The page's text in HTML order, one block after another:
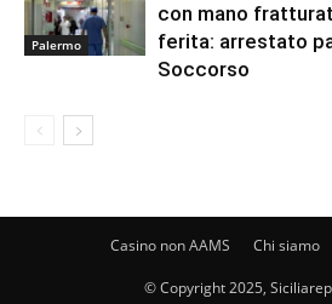
Palermo
con mano
ferita: arrestato
Soccorso
Casino non AAMS Chi siamo
© Copyright 2025,